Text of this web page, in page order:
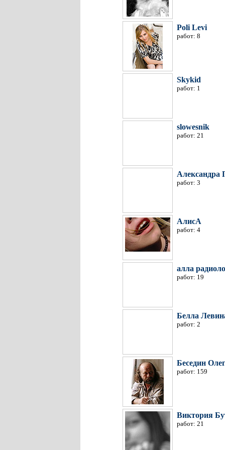
Poli Levi
работ: 8
Skykid
работ: 1
slowesnik
работ: 21
Александра
работ: 3
АлисА
работ: 4
алла
работ: 19
Белла
работ: 2
Беседин Олег
работ: 159
Виктория
работ: 21